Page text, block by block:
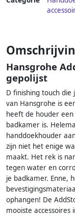
Hansgrohe
gepolijst
D finishing touch
van Hansgrohe is
heeft de houder
badkamer is.
handdoekhouder
zijn niet het enige
maakt. Het rek is
tegen water en
je badkamer. Enne,
ophangen! De
mooiste